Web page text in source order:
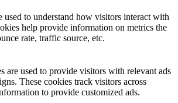
used to understand how visitors interact with
help provide information on metrics the
rate, traffic source, etc.
are used to provide visitors with relevant ads
These cookies track visitors across
to provide customized ads.